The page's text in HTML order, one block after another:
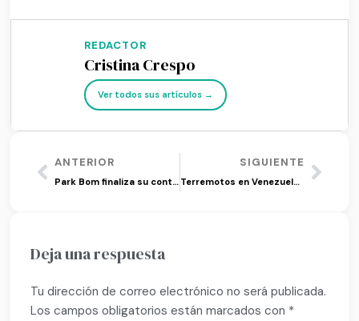
REDACTOR
Cristina Crespo
Ver todos sus artículos →
ANTERIOR
Park Bom finaliza su contrato con D’NATION Entertainment
SIGUIENTE
Terremotos en Venezuela: el K-pop como apoyo emocional en medio de la tragedia
Deja una respuesta
Tu dirección de correo electrónico no será publicada.
Los campos obligatorios están marcados con *